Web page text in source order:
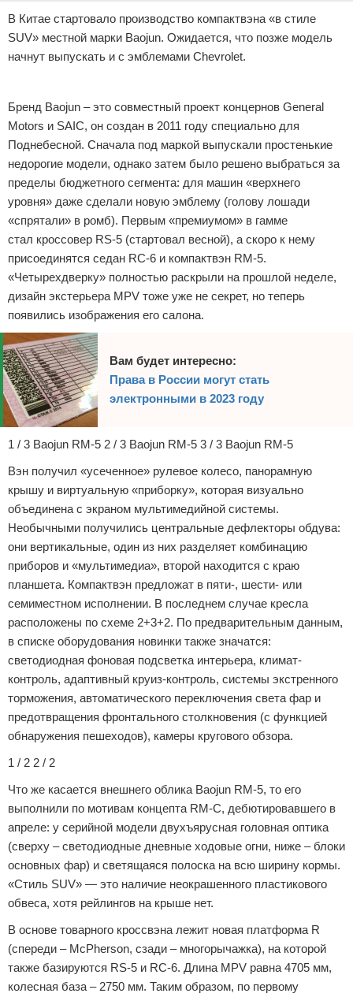
В Китае стартовало производство компактвэна «в стиле
SUV» местной марки Baojun. Ожидается, что позже модель
начнут выпускать и с эмблемами Chevrolet.
Бренд Baojun – это совместный проект концернов General
Motors и SAIC, он создан в 2011 году специально для
Поднебесной. Сначала под маркой выпускали простенькие
недорогие модели, однако затем было решено выбраться за
пределы бюджетного сегмента: для машин «верхнего
уровня» даже сделали новую эмблему (голову лошади
«спрятали» в ромб). Первым «премиумом» в гамме
стал кроссовер RS-5 (стартовал весной), а скоро к нему
присоединятся седан RC-6 и компактвэн RM-5.
«Четырехдверку» полностью раскрыли на прошлой неделе,
дизайн экстерьера MPV тоже уже не секрет, но теперь
появились изображения его салона.
Вам будет интересно:
Права в России могут стать
электронными в 2023 году
1 / 3 Baojun RM-5 2 / 3 Baojun RM-5 3 / 3 Baojun RM-5
Вэн получил «усеченное» рулевое колесо, панорамную
крышу и виртуальную «приборку», которая визуально
объединена с экраном мультимедийной системы.
Необычными получились центральные дефлекторы обдува:
они вертикальные, один из них разделяет комбинацию
приборов и «мультимедиа», второй находится с краю
планшета. Компактвэн предложат в пяти-, шести- или
семиместном исполнении. В последнем случае кресла
расположены по схеме 2+3+2. По предварительным данным,
в списке оборудования новинки также значатся:
светодиодная фоновая подсветка интерьера, климат-
контроль, адаптивный круиз-контроль, системы экстренного
торможения, автоматического переключения света фар и
предотвращения фронтального столкновения (с функцией
обнаружения пешеходов), камеры кругового обзора.
1 / 2 2 / 2
Что же касается внешнего облика Baojun RM-5, то его
выполнили по мотивам концепта RM-C, дебютировавшего в
апреле: у серийной модели двухъярусная головная оптика
(сверху – светодиодные дневные ходовые огни, ниже – блоки
основных фар) и светящаяся полоска на всю ширину кормы.
«Стиль SUV» — это наличие неокрашенного пластикового
обвеса, хотя рейлингов на крыше нет.
В основе товарного кроссвэна лежит новая платформа R
(спереди – McPherson, сзади – многорычажка), на которой
также базируются RS-5 и RC-6. Длина MPV равна 4705 мм,
колесная база – 2750 мм. Таким образом, по первому